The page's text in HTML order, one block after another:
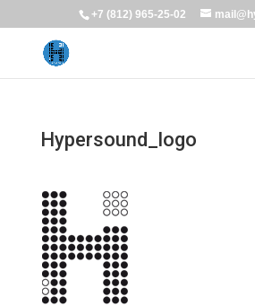
+7 (812) 965-25-02
Hypersound_logo